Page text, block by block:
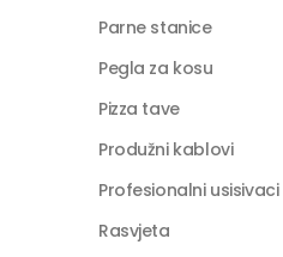
Parne stanice
Pegla za kosu
Pizza tave
Produžni kablovi
Profesionalni usisivaci
Rasvjeta